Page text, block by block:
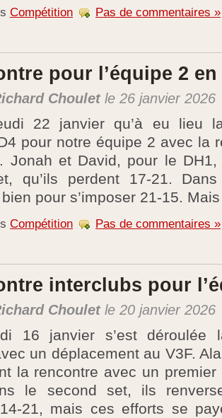
Compétition Pas de commentaires »
pour l’équipe 2 en
Chouletle 26 janvier 2026
22 janvier qu’à eu lieu
pour notre équipe 2 avec la
Jonah et David, pour le
qu’ils perdent 17-21.
pour s’imposer 21-15.
Compétition Pas de commentaires »
interclubs pour
Chouletle 20 janvier 2026
16 janvier s’est déroulée
un déplacement au V3F.
la rencontre avec un
le second set, ils
14-21, mais ces efforts se